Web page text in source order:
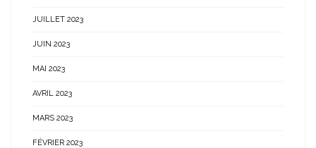
JUILLET 2023
JUIN 2023
MAI 2023
AVRIL 2023
MARS 2023
FÉVRIER 2023